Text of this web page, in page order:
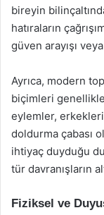
bireyin
hatıraların
güven arayışı
Ayrıca, modern
biçimleri genellikle
eylemler,
doldurma çabası
ihtiyaç duyduğu
tür davranışların
Fiziksel ve